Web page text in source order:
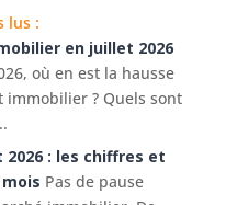
lus :
en juillet 2026
où en est la hausse
immobilier ? Quels sont
: les chiffres et
Pas de pause